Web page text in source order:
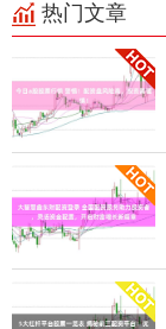
热门文章